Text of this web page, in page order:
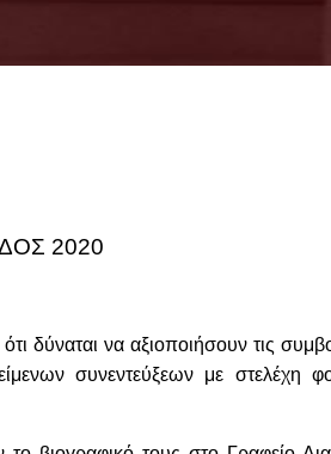
2020
δύναται να αξιοποιήσουν τις
συνεντεύξεων με στελέχη